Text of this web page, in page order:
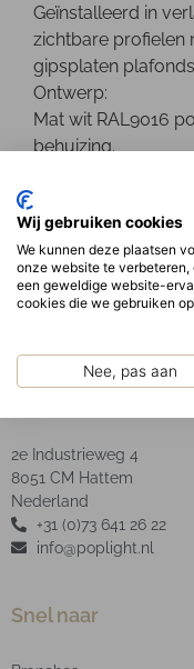
Wij gebruiken cookies
We kunnen deze plaatsen
onze website te verbeteren,
een geweldige website-
cookies die we gebruiken
Nee, pas aan
Geïnstalleerd in
zichtbare
gipsplaten
Ontwerp:
Mat wit RAL9016
behuizing.
doorlatende film
Type LED : SMD
2e Industrieweg 4
8051 CM Hattem
Nederland
+31 (0)73 641 26 22
info@poplight.nl
Snel naar